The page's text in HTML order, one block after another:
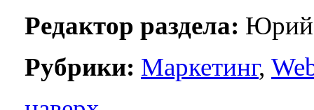
Редактор раздела: Юрий
Рубрики: Маркетинг,